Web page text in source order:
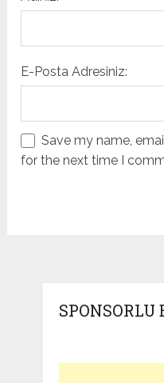
E-Posta Adresiniz:
Save my name,
for the next time I